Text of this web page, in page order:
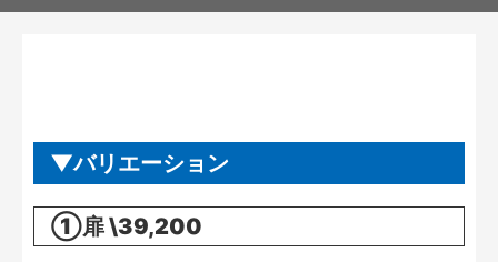
バリエーション
①扉 \39,200